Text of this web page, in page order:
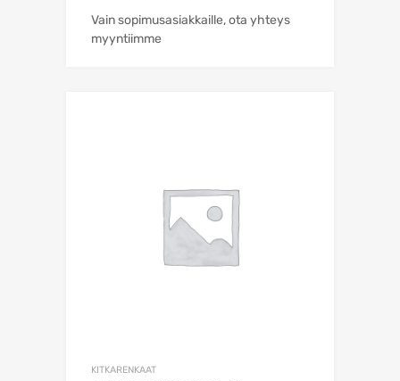
Vain sopimusasiakkaille, ota yhteys
myyntiimme
KITKARENKAAT